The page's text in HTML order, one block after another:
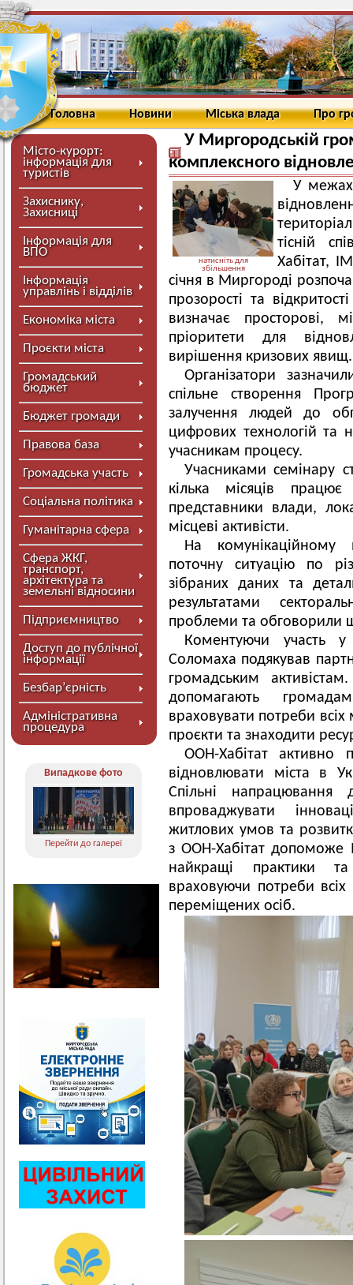
Головна Новини Міська влада Про
Місто-курорт:
інформація для
туристів
Захиснику,
Захисниці
Інформація для
ВПО
Інформація
управлінь і відділів
Економіка міста
Проєкти міста
Громадський
бюджет
Бюджет громади
Правова база
Громадська участь
Соціальна політика
Гуманітарна сфера
Сфера ЖКГ,
транспорт,
архітектура та
земельні відносини
Підприємництво
Доступ до публічної
інформації
Безбар’єрність
Адміністративна
процедура
Випадкове фото
Перейти до галереї
У Миргородській
комплексного
натисніть для
збільшення
У межах
тісній
Хабітат,
січня в Миргороді
прозорості та
визначає просторові,
пріоритети для
вирішення кризових явищ.
Організатори
спільне створення
залучення людей до
цифрових технологій та
учасникам процесу.
Учасниками семінару
кілька місяців
представники влади,
місцеві активісти.
На комунікаційному
поточну ситуацію по
зібраних даних та
результатами
проблеми та обговорили
Коментуючи участь у
Соломаха подякував
громадським
допомагають
враховувати потреби
проєкти та знаходити
ООН-Хабітат активно
відновлювати міста в
Спільні напрацювання
впроваджувати
житлових умов та
з ООН-Хабітат допоможе
найкращі практики
враховуючи потреби
переміщених осіб.